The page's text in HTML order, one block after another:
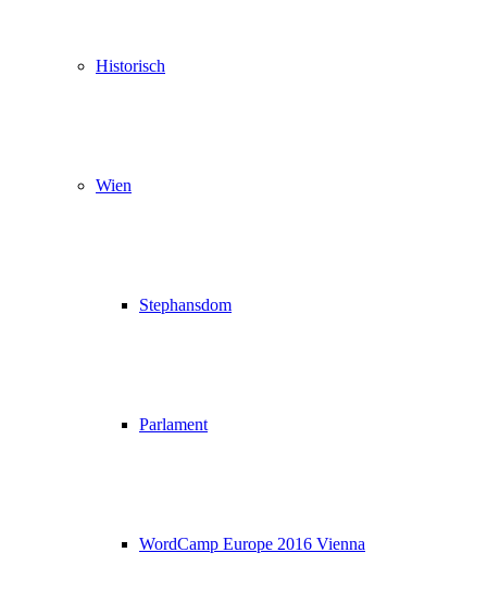
Historisch
Wien
Stephansdom
Parlament
WordCamp Europe 2016 Vienna